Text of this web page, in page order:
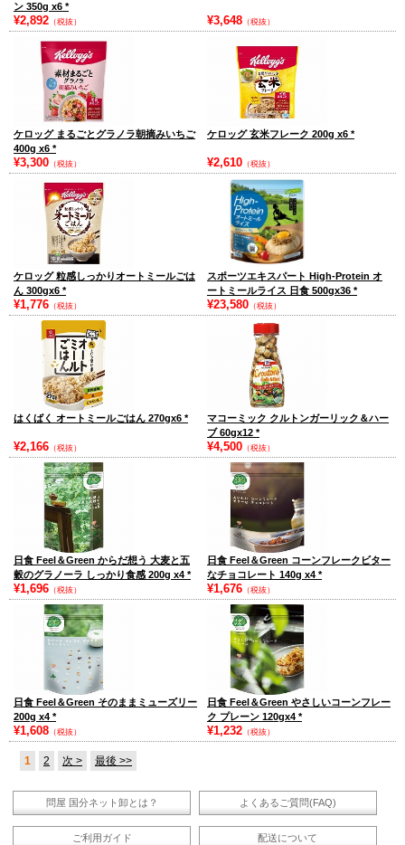
ン 350g x6 *
¥2,892 （税抜） ¥3,648 （税抜）
ケロッグ まるごとグラノラ朝摘みいちご
400g x6 *
¥3,300 （税抜）
ケロッグ 玄米フレーク 200g x6 *
¥2,610 （税抜）
ケロッグ 粒感しっかりオートミールごは
ん 300gx6 *
¥1,776 （税抜）
スポーツエキスパート High-Protein オ
ートミールライス 日食 500gx36 *
¥23,580 （税抜）
はくばく オートミールごはん 270gx6 *
¥2,166 （税抜）
マコーミック クルトンガーリック＆ハー
ブ 60gx12 *
¥4,500 （税抜）
日食 Feel＆Green からだ想う 大麦と五
穀のグラノーラ しっかり食感 200g x4 *
¥1,696 （税抜）
日食 Feel＆Green コーンフレークビター
なチョコレート 140g x4 *
¥1,676 （税抜）
日食 Feel＆Green そのままミューズリー
200g x4 *
¥1,608 （税抜）
日食 Feel＆Green やさしいコーンフレー
ク プレーン 120gx4 *
¥1,232 （税抜）
1 2 次 > 最後 >>
問屋 国分ネット卸とは？ よくあるご質問(FAQ)
ご利用ガイド 配送について